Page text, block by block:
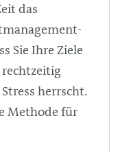
das
Sie Ihre Ziele
herrscht.
Methode für